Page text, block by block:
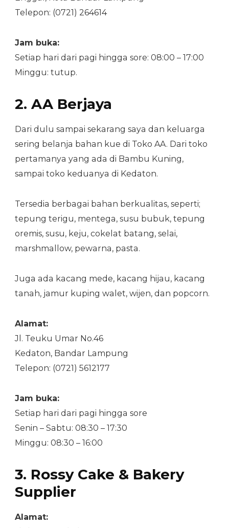
Telepon: (0721) 264614
Jam buka:
Setiap hari dari pagi hingga sore: 08:00 – 17:00
Minggu: tutup.
2. AA Berjaya
Dari dulu sampai sekarang saya dan keluarga
sering belanja bahan kue di Toko AA. Dari toko
pertamanya yang ada di Bambu Kuning,
sampai toko keduanya di Kedaton.
Tersedia berbagai bahan berkualitas, seperti;
tepung terigu, mentega, susu bubuk, tepung
oremis, susu, keju, cokelat batang, selai,
marshmallow, pewarna, pasta.
Juga ada kacang mede, kacang hijau, kacang
tanah, jamur kuping walet, wijen, dan popcorn.
Alamat:
Jl. Teuku Umar No.46
Kedaton, Bandar Lampung
Telepon: (0721) 5612177
Jam buka:
Setiap hari dari pagi hingga sore
Senin – Sabtu: 08:30 – 17:30
Minggu: 08:30 – 16:00
3. Rossy Cake & Bakery
Supplier
Alamat: